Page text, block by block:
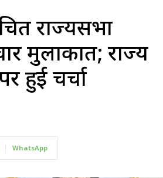
राज्यसभा
मुलाकात; राज्य
हुई चर्चा
WhatsApp